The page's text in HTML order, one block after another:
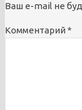
Ваш e-mail не
Комментарий *